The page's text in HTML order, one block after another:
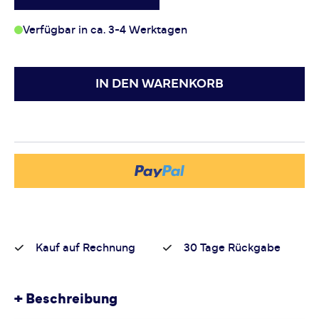
Verfügbar in ca. 3-4 Werktagen
IN DEN WARENKORB
Kauf auf Rechnung 30 Tage Rückgabe
+ Beschreibung